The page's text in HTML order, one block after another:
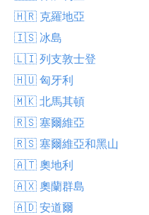
🇭🇷 克羅地亞
🇮🇸 冰島
🇱🇮 列支敦士登
🇭🇺 匈牙利
🇲🇰 北馬其頓
🇷🇸 塞爾維亞
🇷🇸 塞爾維亞和黑山
🇦🇹 奧地利
🇦🇽 奧蘭群島
🇦🇩 安道爾